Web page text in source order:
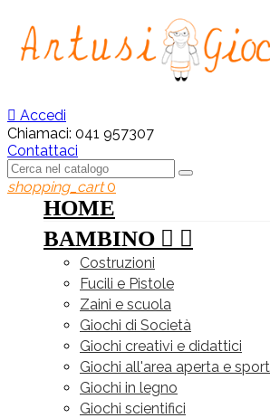
 Accedi
Chiamaci: 041 957307
Contattaci
shopping_cart 0
HOME
BAMBINO  
Costruzioni
Fucili e Pistole
Zaini e scuola
Giochi di Società
Giochi creativi e didattici
Giochi all'area aperta e sport
Giochi in legno
Giochi scientifici